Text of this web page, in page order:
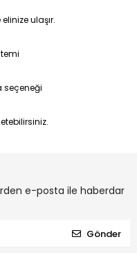
ulaşır.
seçeneği
e-posta ile haberdar
Gönder